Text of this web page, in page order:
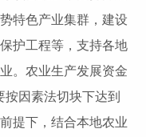
特色产业集群，建设
护工程等，支持各地
。农业生产发展资金
按因素法切块下达到
提下，结合本地农业